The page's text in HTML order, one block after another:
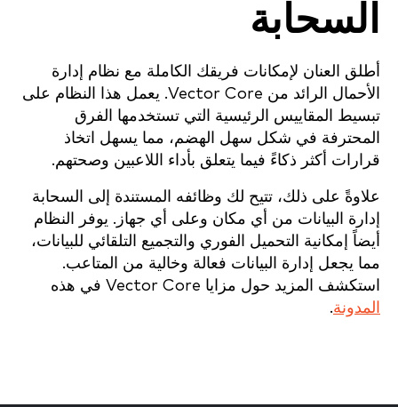
السحابة
أطلق العنان لإمكانات فريقك الكاملة مع نظام إدارة
الأحمال الرائد من Vector Core. يعمل هذا النظام على
تبسيط المقاييس الرئيسية التي تستخدمها الفرق
المحترفة في شكل سهل الهضم، مما يسهل اتخاذ
قرارات أكثر ذكاءً فيما يتعلق بأداء اللاعبين وصحتهم.
علاوةً على ذلك، تتيح لك وظائفه المستندة إلى السحابة
إدارة البيانات من أي مكان وعلى أي جهاز. يوفر النظام
أيضاً إمكانية التحميل الفوري والتجميع التلقائي للبيانات،
مما يجعل إدارة البيانات فعالة وخالية من المتاعب.
استكشف المزيد حول مزايا Vector Core في هذه
المدونة.